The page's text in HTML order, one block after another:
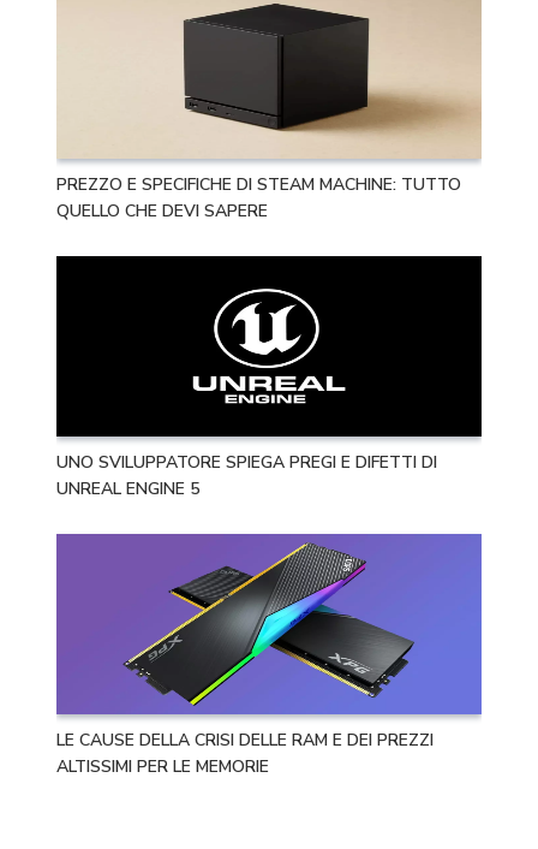
PREZZO E SPECIFICHE DI STEAM MACHINE: TUTTO
QUELLO CHE DEVI SAPERE
UNO SVILUPPATORE SPIEGA PREGI E DIFETTI DI
UNREAL ENGINE 5
LE CAUSE DELLA CRISI DELLE RAM E DEI PREZZI
ALTISSIMI PER LE MEMORIE